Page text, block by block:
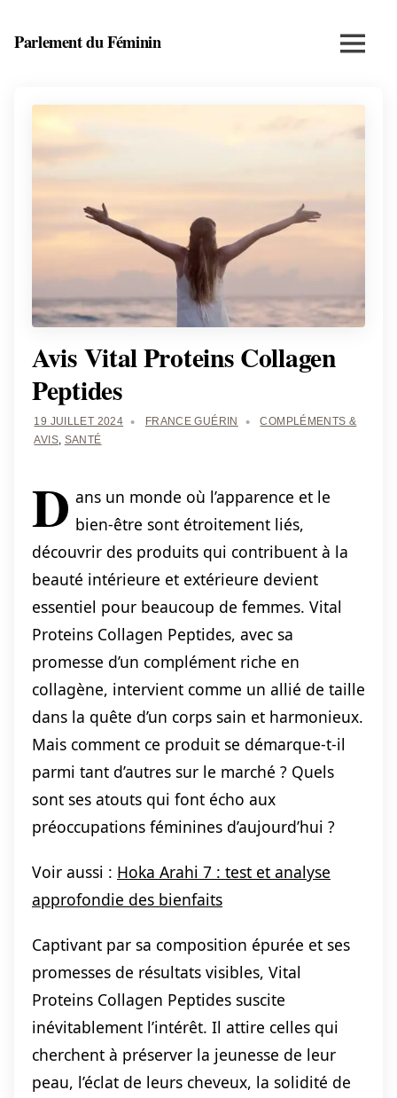
Parlement du Féminin
bien-
Menu
Avis Vital Proteins Collagen
Peptides
19 JUILLET 2024 FRANCE GUÉRIN
COMPLÉMENTS &
AVIS, SANTÉ
D ans un monde où l’apparence et le
bien-être sont étroitement liés,
découvrir des produits qui contribuent à la
beauté intérieure et extérieure devient
essentiel pour beaucoup de femmes. Vital
Proteins Collagen Peptides, avec sa
promesse d’un complément riche en
collagène, intervient comme un allié de taille
dans la quête d’un corps sain et harmonieux.
Mais comment ce produit se démarque-t-il
parmi tant d’autres sur le marché ? Quels
sont ses atouts qui font écho aux
préoccupations féminines d’aujourd’hui ?
Voir aussi : Hoka Arahi 7 : test et analyse
approfondie des bienfaits
Captivant par sa composition épurée et ses
promesses de résultats visibles, Vital
Proteins Collagen Peptides suscite
inévitablement l’intérêt. Il attire celles qui
cherchent à préserver la jeunesse de leur
peau, l’éclat de leurs cheveux, la solidité de